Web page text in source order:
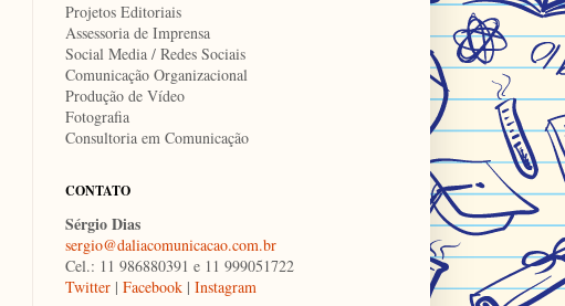
Projetos Editoriais
Assessoria de Imprensa
Social Media / Redes Sociais
Comunicação Organizacional
Produção de Vídeo
Fotografia
Consultoria em Comunicação
CONTATO
Sérgio Dias
sergio@daliacomunicacao.com.br
Cel.: 11 986880391 e 11 999051722
Twitter | Facebook | Instagram